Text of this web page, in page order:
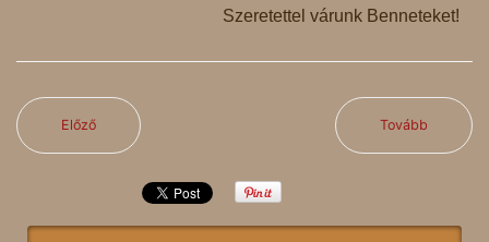
Szeretettel várunk Benneteket!
Előző Tovább